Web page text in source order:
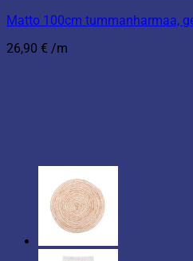
Matto 100cm tummanharmaa,
26,90 € /m